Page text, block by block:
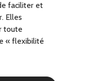
faciliter et
Elles
toute
« flexibilité